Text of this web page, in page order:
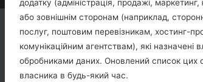
додатку (адміністрація, продажі,
або зовнішнім сторонам (наприклад,
послуг, поштовим перевізникам, хостинг-
комунікаційним агентствам), які назначені
обробниками даних. Оновлений список цих
власника в будь-який час.